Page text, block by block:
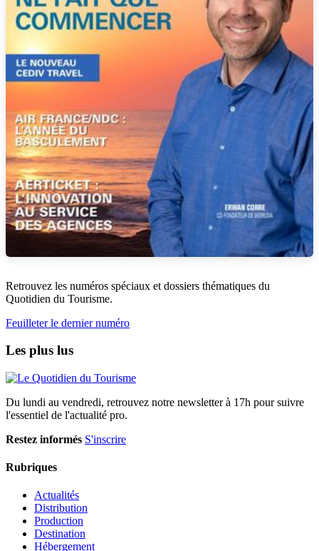
Retrouvez les numéros spéciaux et dossiers thématiques du
Quotidien du Tourisme.
Feuilleter le dernier numéro
Les plus lus
Du lundi au vendredi, retrouvez notre newsletter à 17h pour suivre
l'essentiel de l'actualité pro.
Restez informés S'inscrire
Rubriques
Actualités
Distribution
Production
Destination
Hébergement